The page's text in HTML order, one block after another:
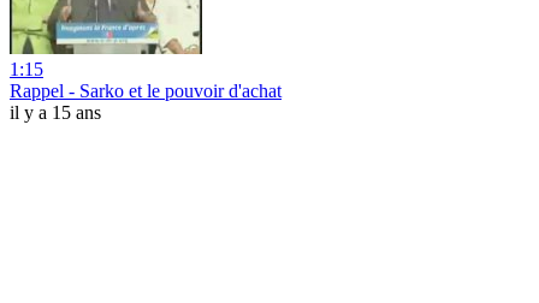
1:15
Rappel - Sarko et le pouvoir d'achat
il y a 15 ans